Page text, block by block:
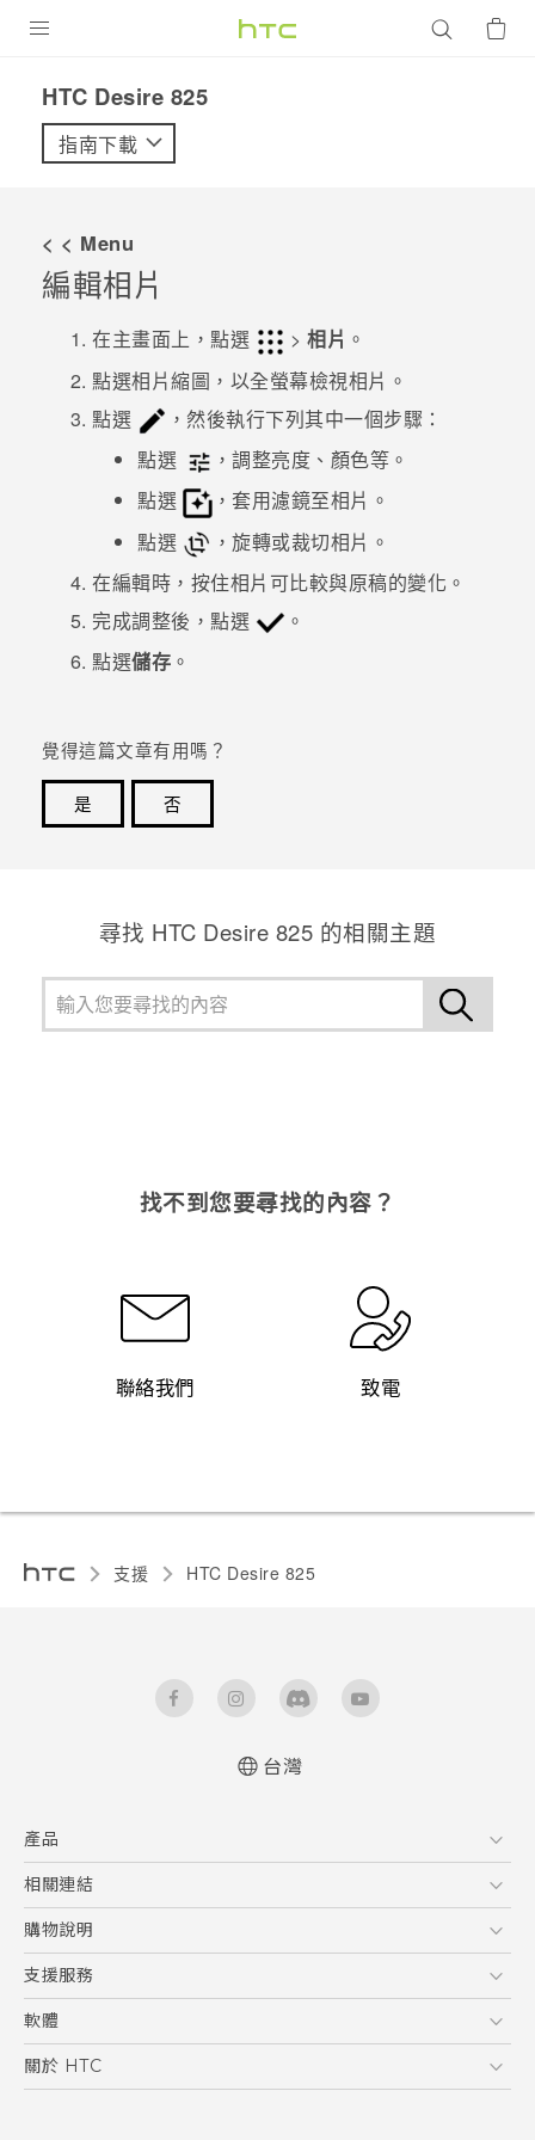
VIVE
配件
優惠專區
焦點訊息
銷售門市
HTC Desire 825‎
指南下載
< < Menu
編輯相片
在主畫面上，點選 > 相片 。
點選相片縮圖，以全螢幕檢視相片。
點選
，然後執行下列其中一個步驟：
點選
，調整亮度、顏色等。
點選
，套用濾鏡至相片。
點選
，旋轉或裁切相片。
在編輯時，按住相片可比較與原稿的變化。
完成調整後，點選
。
點選儲存 。
覺得這篇文章有用嗎？
是
否
尋找 HTC Desire 825 的相關主題
找不到您要尋找的內容？
聯絡我們 致電
支援 HTC Desire 825‎
台灣
產品
5G
智慧型手機
配件
相關連結
HTC Research
購物說明
購物須知
訂單管理
付款方式
支援服務
到府收送維修服務
服務中心資訊
客戶服務佈告欄
軟體
應用程式
關於 HTC